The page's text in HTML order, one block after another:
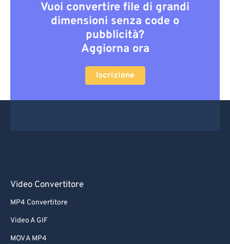
Vuoi convertire file di grandi
dimensioni senza code o
pubblicità?
Aggiorna ora
Iscrizione
Video Convertitore
MP4 Convertitore
Video A GIF
MOV A MP4